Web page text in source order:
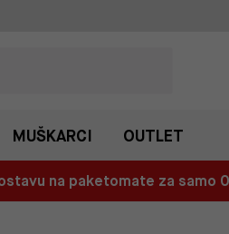
MUŠKARCI OUTLET
na paketomate za samo